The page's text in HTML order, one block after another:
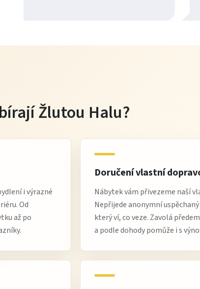
Žlutou Halu?
i výrazné
Od
až po
Doručení vlastní
Nábytek vám přivezeme naší
Nepřijede anonymní
který ví, co veze. Zavolá
a podle dohody pomůže i s